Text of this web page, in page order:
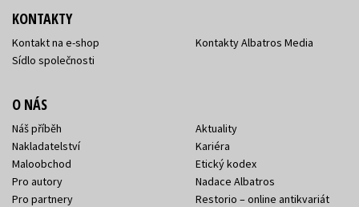
KONTAKTY
Kontakt na e-shop
Sídlo společnosti
Kontakty Albatros Media
O NÁS
Náš příběh
Nakladatelství
Maloobchod
Pro autory
Pro partnery
Aktuality
Kariéra
Etický kodex
Nadace Albatros
Restorio – online antikvariát